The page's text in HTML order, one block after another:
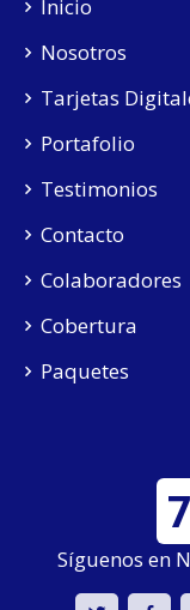
Inicio
Nosotros
Tarjetas
Portafolio
Testimonios
Contacto
Colaboradores
Cobertura
Paquetes
Síguenos en